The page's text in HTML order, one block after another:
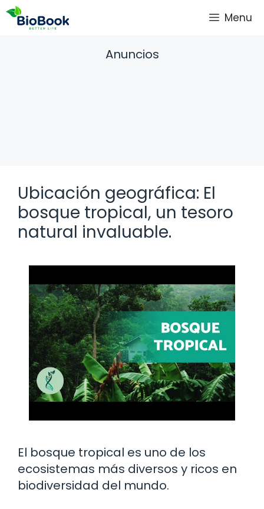
Saltar
Menu
Anuncios
Ubicación geográfica: El
bosque tropical, un tesoro
natural invaluable.
El bosque tropical es uno de los
ecosistemas más diversos y ricos en
biodiversidad del mundo.